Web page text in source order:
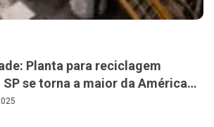
Planta para reciclagem
se torna a maior da América